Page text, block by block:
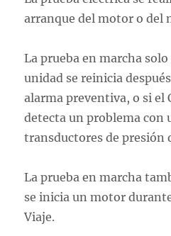
arranque del motor o del
La prueba en marcha
unidad se reinicia
alarma preventiva, o si el
detecta un problema con
transductores de presión
La prueba en marcha
se inicia un motor
Viaje.